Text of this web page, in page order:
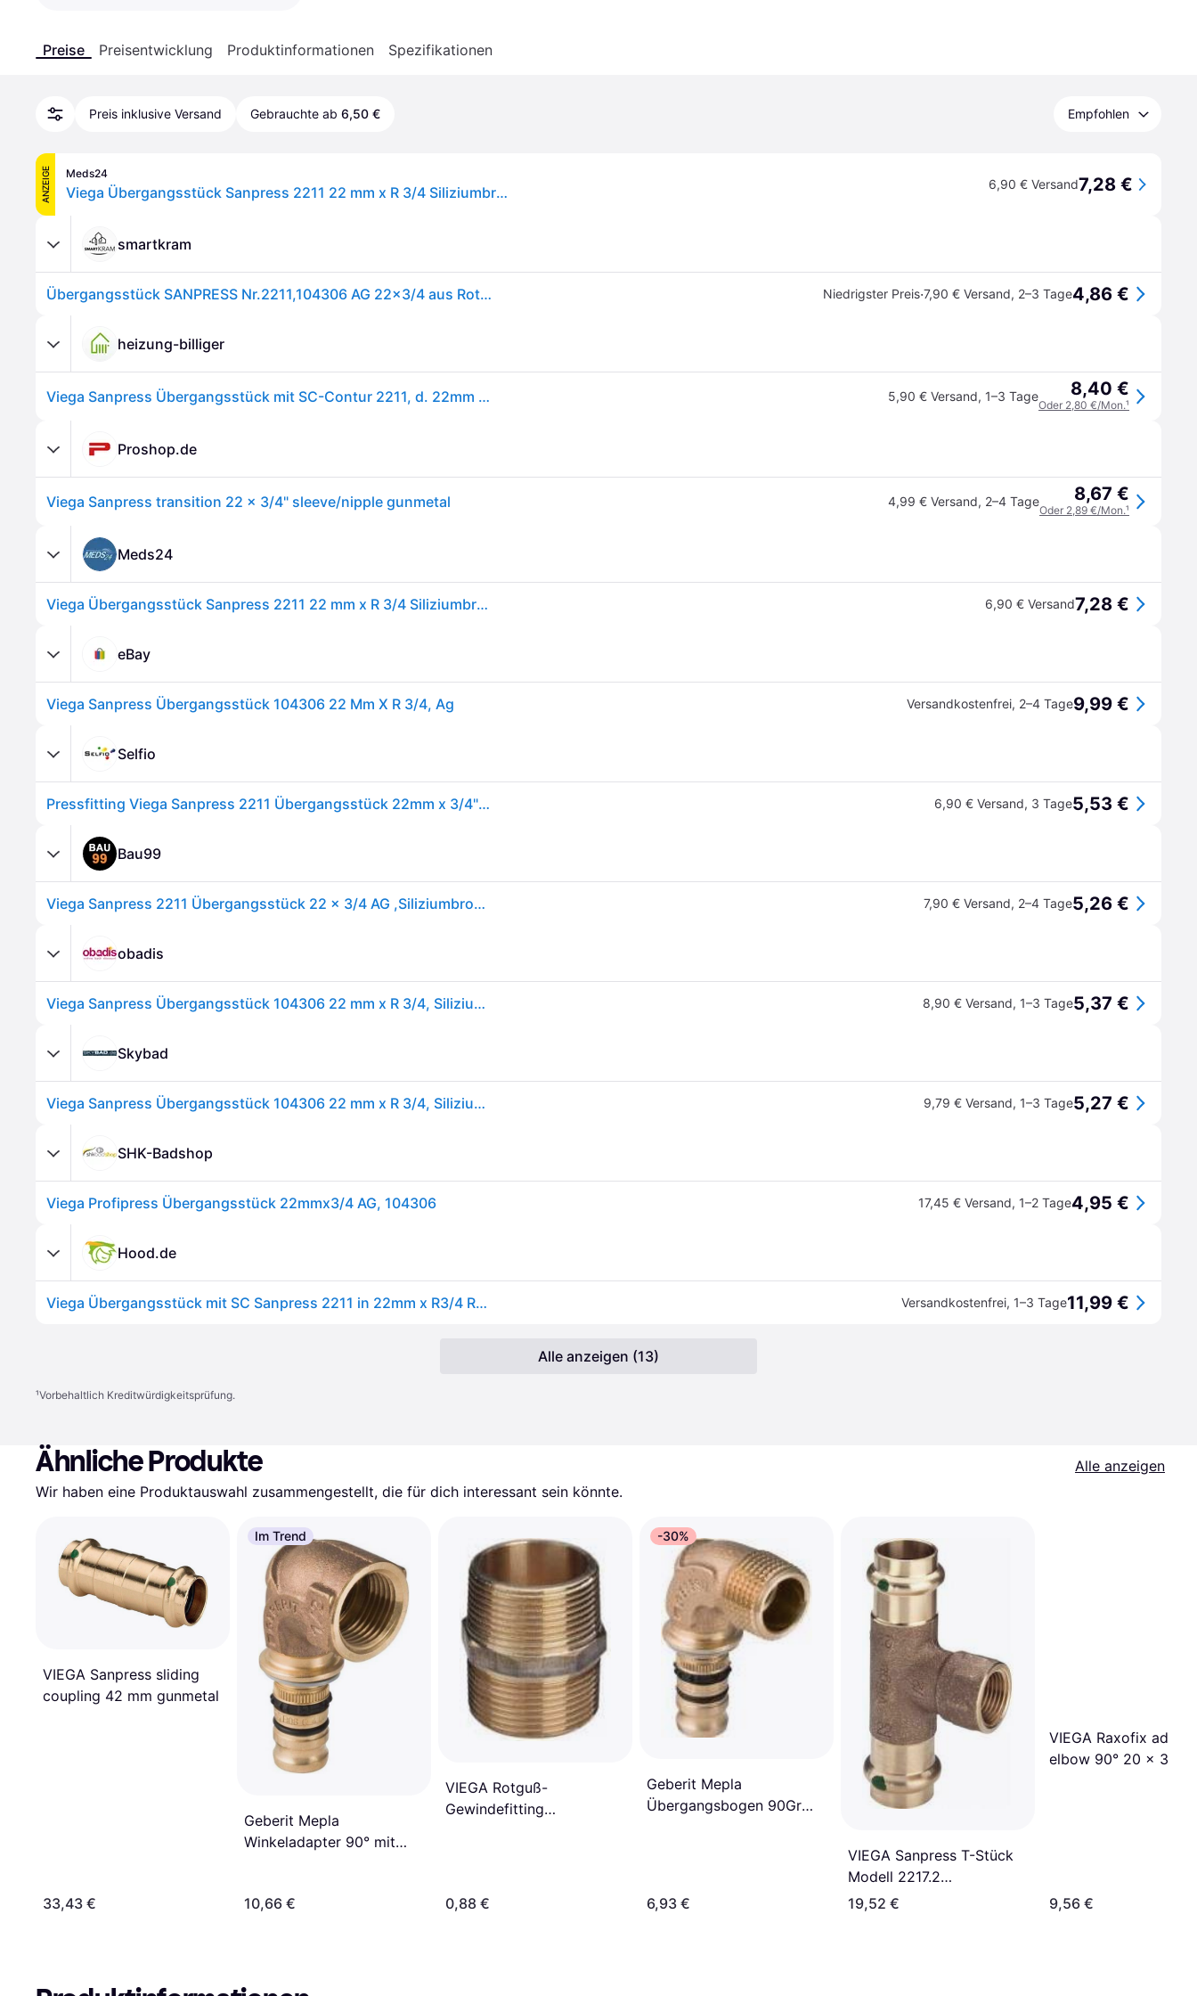
Preise Preisentwicklung Produktinformationen Spezifikationen
Preis inklusive Versand Gebrauchte ab 6,50 € Empfohlen
ANZEIGE Meds24
Viega Übergangsstück Sanpress 2211 22 mm x R 3/4 Siliziumbronze 6,90 € Versand7,28 €
smartkram
Übergangsstück SANPRESS Nr.2211,104306 AG 22x3/4 aus Rotguss Niedrigster Preis·7,90 € Versand, 2–3 Tage4,86 €
heizung-billiger
Viega Sanpress Übergangsstück mit SC-Contur 2211, d. 22mm x R 3/4", Siliziumbronze 104306 5,90 € Versand, 1–3 Tage 8,40 €
Oder 2,80 €/Mon.¹
Proshop.de
Viega Sanpress transition 22 x 3/4" sleeve/nipple gunmetal 4,99 € Versand, 2–4 Tage 8,67 €
Oder 2,89 €/Mon.¹
Meds24
Viega Übergangsstück Sanpress 2211 22 mm x R 3/4 Siliziumbronze 6,90 € Versand7,28 €
eBay
Viega Sanpress Übergangsstück 104306 22 Mm X R 3/4, Ag Versandkostenfrei, 2–4 Tage9,99 €
Selfio
Pressfitting Viega Sanpress 2211 Übergangsstück 22mm x 3/4" AG 6,90 € Versand, 3 Tage5,53 €
Bau99
Viega Sanpress 2211 Übergangsstück 22 x 3/4 AG ,Siliziumbronze 104306 7,90 € Versand, 2–4 Tage5,26 €
obadis
Viega Sanpress Übergangsstück 104306 22 mm x R 3/4, Siliziumbronze, SC-Contur, Mehrkant 8,90 € Versand, 1–3 Tage5,37 €
Skybad
Viega Sanpress Übergangsstück 104306 22 mm x R 3/4, Siliziumbronze, SC-Contur, Mehrkant 9,79 € Versand, 1–3 Tage5,27 €
SHK-Badshop
Viega Profipress Übergangsstück 22mmx3/4 AG, 104306 17,45 € Versand, 1–2 Tage4,95 €
Hood.de
Viega Übergangsstück mit SC Sanpress 2211 in 22mm x R3/4 Rotguss Versandkostenfrei, 1–3 Tage11,99 €
Alle anzeigen (13)
¹Vorbehaltlich Kreditwürdigkeitsprüfung.
Ähnliche Produkte
Alle anzeigen
Wir haben eine Produktauswahl zusammengestellt, die für dich interessant sein könnte.
VIEGA Sanpress sliding
coupling 42 mm gunmetal
33,43 €
Im Trend
Geberit Mepla
Winkeladapter 90° mit
10,66 €
VIEGA Rotguß-
Gewindefitting
0,88 €
-30%
Geberit Mepla
Übergangsbogen 90Gr
6,93 €
VIEGA Sanpress T-Stück
Modell 2217.2
28mmxDN15(1/2)x28mm
19,52 €
VIEGA Raxofix
elbow 90° 20 x 34
9,56 €